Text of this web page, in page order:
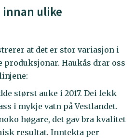
ulike
at det er stor variasjon i
Haukås drar oss
størst auke i 2017. Dei fekk
i mykje vatn på Vestlandet.
høgare, det gav bra kvalitet
resultat. Inntekta per